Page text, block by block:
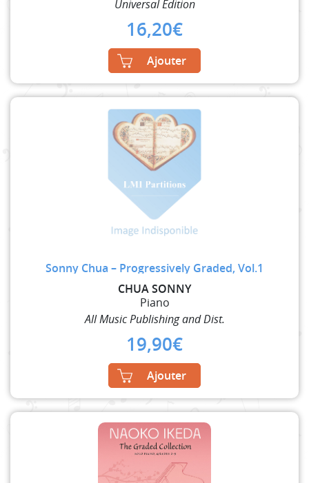
Universal Edition
16,20€
Ajouter
Sonny Chua – Progressively Graded, Vol.1
CHUA SONNY
Piano
All Music Publishing and Dist.
19,90€
Ajouter